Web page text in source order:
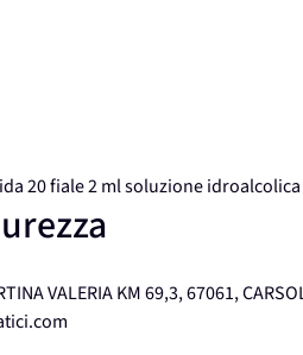
20 fiale 2 ml soluzione
VALERIA KM 69,3, 67061,